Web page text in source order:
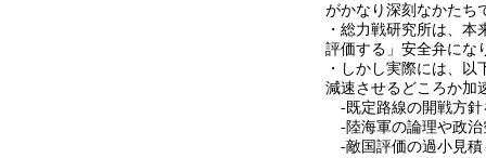
がかなり深刻なかたち
・総力戦研究所は、
評価する」安全弁にな
・しかし実際には、
減速させるどころか加
-既定路線の開戦方
-陸海軍の論理や政
-敵国評価の過小見積